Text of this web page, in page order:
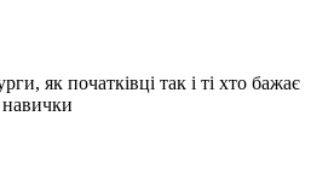
як початківці так і ті хто бажає
навички